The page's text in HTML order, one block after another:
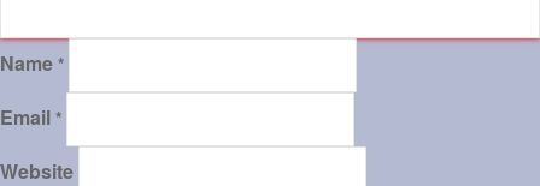
Name *
Email *
Website